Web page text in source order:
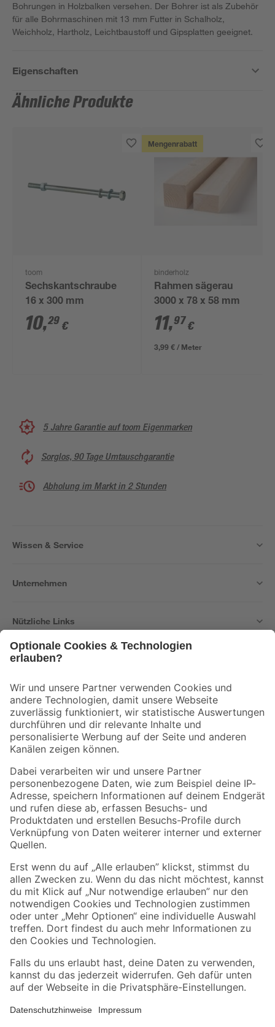
Bohrungen in Holzbalken versehen. Der Bohrer ist als Zubehör
für alle Bohrmaschinen mit 13 mm Futter in Schalholz,
Weichholz, Hartholz, Leichtbaustoff und Gipsplatten geeignet.
Eigenschaften
Ähnliche Produkte
toom
Sechskantschraube
16 x 300 mm
10,29 €
Mengenrabatt
binderholz
Rahmen sägerau
3000 x 78 x 58 mm
11,97€
3,99 € / Meter
5 Jahre Garantie auf toom Eigenmarken
Sorglos, 90 Tage Umtauschgarantie
Abholung im Markt in 2 Stunden
Wissen & Service
Unternehmen
Nützliche Links
Der toom Newsletter: Keine Angebote und Aktionen mehr verpassen!
Zur Newsletter Anmeldung
Folge uns
Zahlungsarten Versandarten
Sicher einkaufen
Jetzt die toom-App herunterladen
Alle Preisangaben in EUR inkl. gesetzl. MwSt.. Die dargestellten Angebote sind unter
Umständen nicht in allen Märkten verfügbar. Die angegebenen Verfügbarkeiten beziehen
Produkte nur solange der Vorrat reicht.
*Paketversand ab 59 € versandkostenfrei, gilt nicht für Artikel mit Speditionsversand, hier